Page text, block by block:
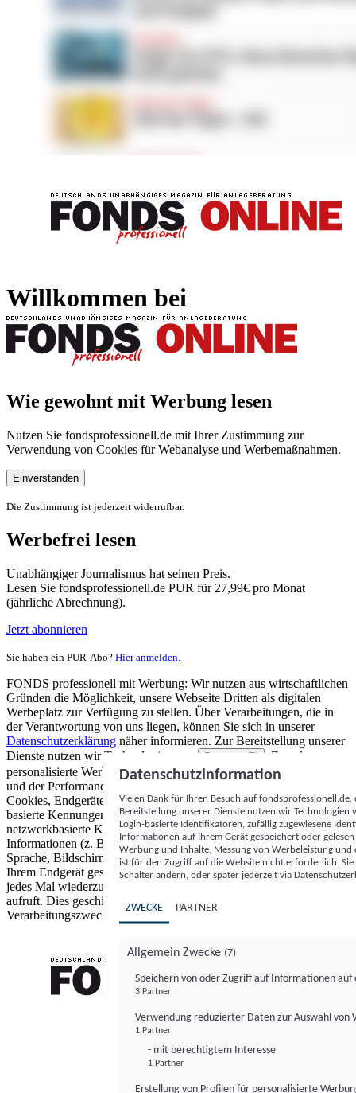
Willkommen bei
Wie gewohnt mit Werbung lesen
Nutzen Sie fondsprofessionell.de mit Ihrer Zustimmung zur
Verwendung von Cookies für Webanalyse und Werbemaßnahmen.
Einverstanden
Die Zustimmung ist jederzeit widerrufbar.
Werbefrei lesen
Unabhängiger Journalismus hat seinen Preis.
Lesen Sie fondsprofessionell.de PUR für 27,99€ pro Monat
(jährliche Abrechnung).
Jetzt abonnieren
Sie haben ein PUR-Abo? Hier anmelden.
FONDS professionell mit Werbung: Wir nutzen aus wirtschaftlichen
Gründen die Möglichkeit, unsere Webseite Dritten als digitalen
Werbeplatz zur Verfügung zu stellen. Über Verarbeitungen, die in
der Verantwortung von uns liegen, können Sie sich in unserer
Datenschutzerklärung näher informieren. Zur Bereitstellung unserer
Dienste nutzen wir Technologien von
Partnern (5)
. Zwecke:
personalisierte Werbung und Inhalte, Messung von Werbeleistung
und der Performance von Inhalten sowie Zielgruppenforschung.
Cookies, Endgeräte- oder ähnliche Online-Kennungen (z. B. login-
basierte Kennungen, zufällig generierte Kennungen,
netzwerkbasierte Kennungen) können zusammen mit anderen
Informationen (z. B. Browsertyp und Browserinformationen,
Sprache, Bildschirmgröße, unterstützte Technologien usw.) auf
Ihrem Endgerät gespeichert oder von dort ausgelesen werden, um es
jedes Mal wiederzuerkennen, wenn es eine App oder einer Webseite
aufruft. Dies geschieht für einen oder mehrere der hier aufgeführten
Verarbeitungszwecke.
Datenschutzinformation
Vielen Dank für Ihren Besuch auf
Bereitstellung unserer Dienste nutzen wir Technologien
Login-basierte Identifikatoren, zufällig zugewiesene
Informationen auf Ihrem Gerät gespeichert oder
Werbung und Inhalte, Messung von Werbeleistung
ist für den Zugriff auf die Website nicht erforderlich.
Schalter ändern, oder später jederzeit via
ZWECKE PARTNER
Allgemein Zwecke (7)
Speichern von oder Zugriff auf Informationen auf
3 Partner
Verwendung reduzierter Daten zur Auswahl von
1 Partner
- mit berechtigtem Interesse
1 Partner
Erstellung von Profilen für personalisierte
FONDS professionell